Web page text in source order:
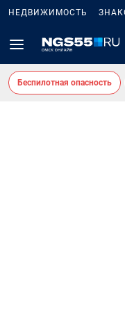
НЕДВИЖИМОСТЬ
Беспилотная опасность